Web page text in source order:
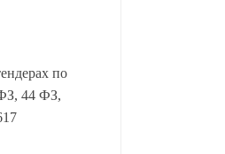
по
44 ФЗ,